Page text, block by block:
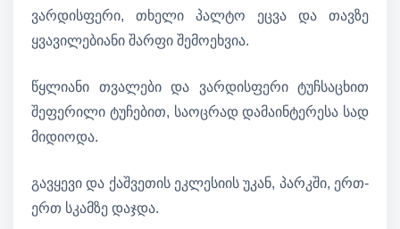
ვარდისფერი, თხელი პალტო ეცვა და თავზე
ყვავილებიანი შარფი შემოეხვია.
წყლიანი თვალები და ვარდისფერი ტუჩსაცხით
შეფერილი ტუჩებით, საოცრად დამაინტერესა სად
მიდიოდა.
გავყევი და ქაშვეთის ეკლესიის უკან, პარკში, ერთ-
ერთ სკამზე დაჯდა.